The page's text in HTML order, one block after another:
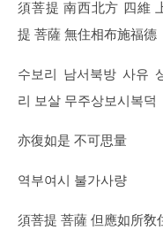
須菩提 南西北方 四維
提 菩薩 無住相布施福德
수보리 남서북방 사유
리 보살 무주상보시복덕
亦復如是 不可思量
역부여시 불가사량
須菩提 菩薩 但應如所敎